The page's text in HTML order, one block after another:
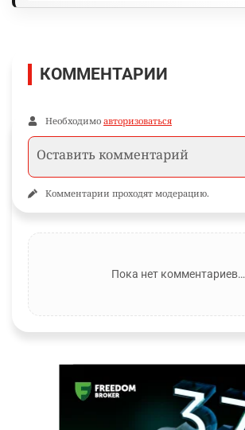
КОММЕНТАРИИ
Необходимо авторизоваться
Комментарии проходят модерацию.
Пока нет комментариев…